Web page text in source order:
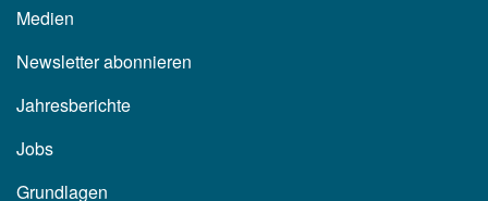
Medien
Newsletter abonnieren
Jahresberichte
Jobs
Grundlagen